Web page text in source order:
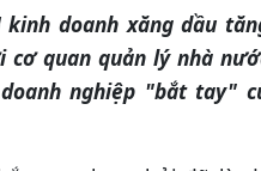
kinh doanh xăng dầu
quan quản lý nhà
nghiệp "bắt tay"